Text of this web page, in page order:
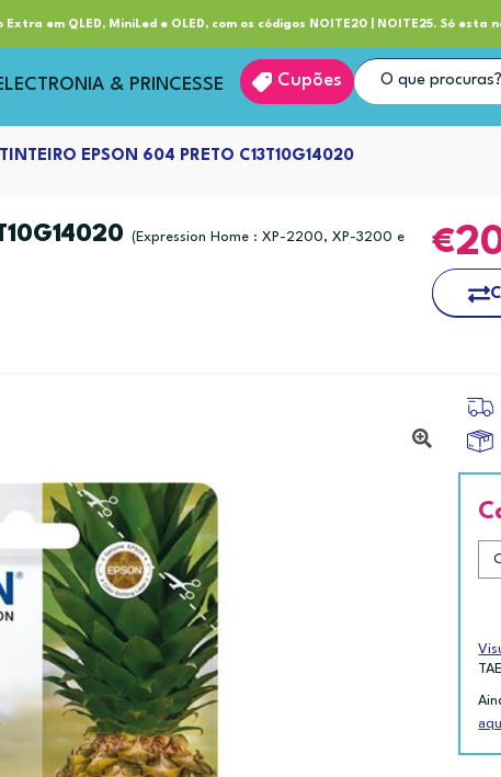
Extra em QLED, MiniLed e OLED, com os códigos NOITE20 | NOITE25. Só esta
RP+ Entrega
& PRINCESSE Cupões
TINTEIRO EPSON 604 PRETO C13T10G14020
(Expression Home : XP-2200, XP-3200 e